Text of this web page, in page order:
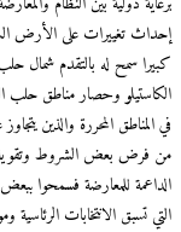
إحداث تغييرات على الأرض
كبيرا سمح له بالتقدم شمال
الكاستيلو وحصار مناطق حلب
في المناطق المحررة والذين
من فرض بعض الشروط وتقوية
الداعمة للمعارضة فسمحوا
التي تسبق الانتخابات الرئاسية